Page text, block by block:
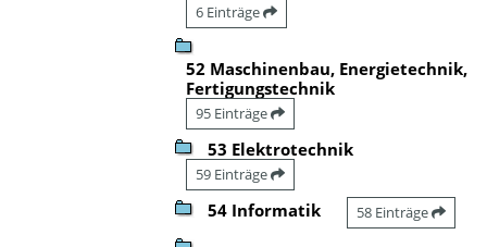
6 Einträge
52 Maschinenbau, Energietechnik,
Fertigungstechnik
95 Einträge
53 Elektrotechnik
59 Einträge
54 Informatik 58 Einträge